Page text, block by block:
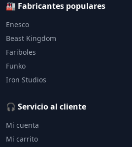
🏭 Fabricantes populares
Enesco
Beast Kingdom
Fariboles
Funko
Iron Studios
🎧 Servicio al cliente
Mi cuenta
Mi carrito